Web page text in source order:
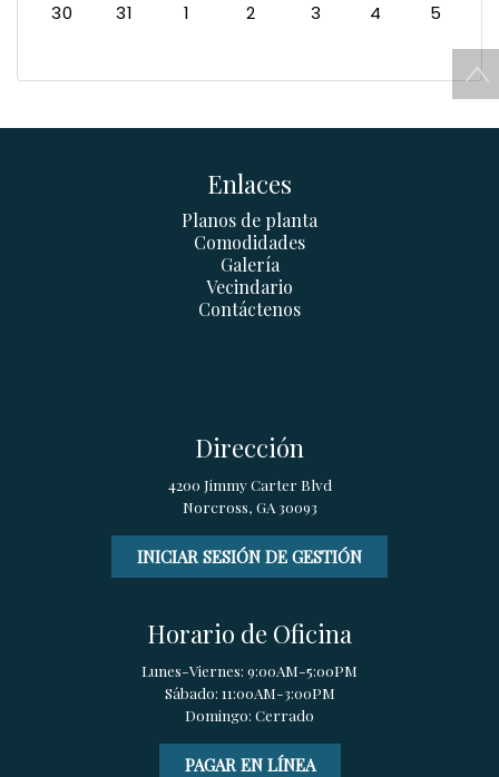
30
31 1 2 3 4 5
Enlaces
Planos de planta
Comodidades
Galería
Vecindario
Contáctenos
Dirección
4200 Jimmy Carter Blvd
Norcross, GA 30093
INICIAR SESIÓN DE GESTIÓN
Horario de Oficina
Lunes-Viernes: 9:00AM-5:00PM
Sábado: 11:00AM-3:00PM
Domingo: Cerrado
PAGAR EN LÍNEA